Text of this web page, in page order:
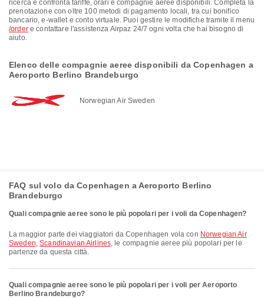
ricerca e confronta tariffe, orari e compagnie aeree disponibili. Completa la
prenotazione con oltre 100 metodi di pagamento locali, tra cui bonifico
bancario, e-wallet e conto virtuale. Puoi gestire le modifiche tramite il menu
/ordere contattare l'assistenza Airpaz 24/7 ogni volta che hai bisogno di
aiuto.
Elenco delle compagnie aeree disponibili da Copenhagen a
Aeroporto Berlino Brandeburgo
Norwegian Air Sweden
FAQ sul volo da Copenhagen a Aeroporto Berlino
Brandeburgo
Quali compagnie aeree sono le più popolari per i voli da Copenhagen?
La maggior parte dei viaggiatori da Copenhagen vola con Norwegian Air
Sweden,Scandinavian Airlines, le compagnie aeree più popolari per le
partenze da questa città.
Quali compagnie aeree sono le più popolari per i voli per Aeroporto
Berlino Brandeburgo?